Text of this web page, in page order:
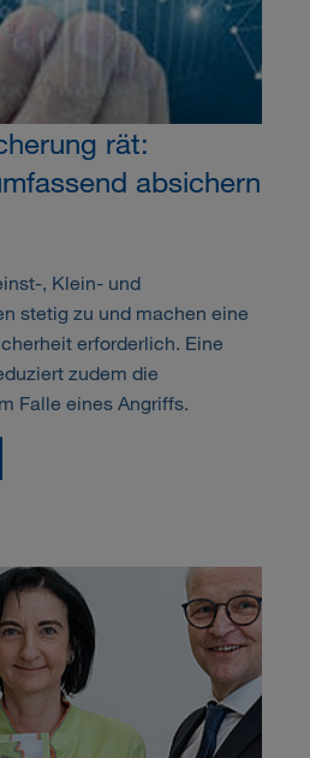
rät:
absichern
, Klein- und
stetig zu und machen eine
erforderlich. Eine
zudem die
Falle eines Angriffs.